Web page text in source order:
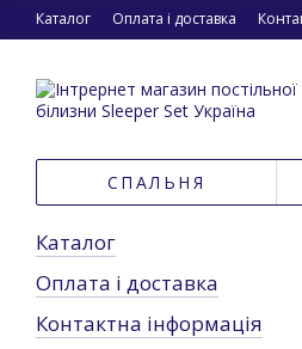
Каталог Оплата і доставка
СПАЛЬНЯ
Каталог
Оплата і доставка
Контактна інформація